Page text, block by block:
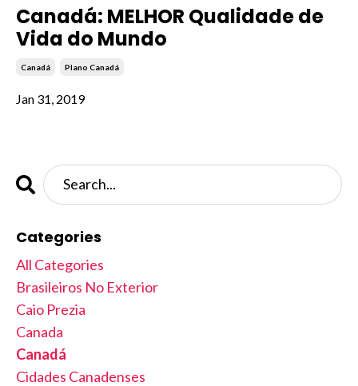
Canadá: MELHOR Qualidade de
Vida do Mundo
Canadá Plano Canadá
Jan 31, 2019
Categories
All Categories
Brasileiros No Exterior
Caio Prezia
Canada
Canadá
Cidades Canadenses